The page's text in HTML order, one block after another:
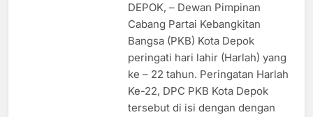
DEPOK, – Dewan Pimpinan
Cabang Partai Kebangkitan
Bangsa (PKB) Kota Depok
peringati hari lahir (Harlah) yang
ke – 22 tahun. Peringatan Harlah
Ke-22, DPC PKB Kota Depok
tersebut di isi dengan dengan